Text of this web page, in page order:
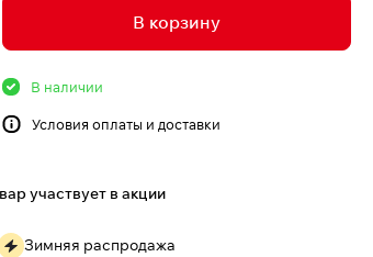
В корзину
В наличии
Условия оплаты и доставки
участвует в акции
Зимняя распродажа